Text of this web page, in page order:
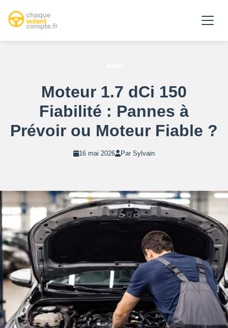
Moteur 1.7 dCi 150
Fiabilité : Pannes à
Prévoir ou Moteur Fiable ?
16 mai 2026 Par Sylvain